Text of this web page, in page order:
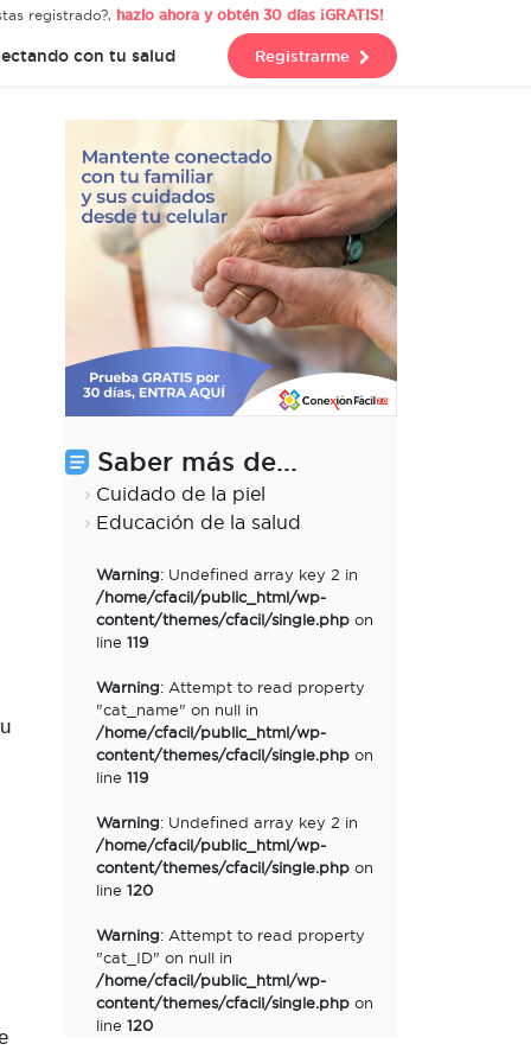
registrado?, hazlo ahora y obtén 30 días ¡GRATIS!
con tu salud Registrarme
Saber más de...
Cuidado de la piel
Educación de la salud
Warning: Undefined array key 2 in
/home/cfacil/public_html/wp-
content/themes/cfacil/single.php on
line119
Warning: Attempt to read property
"cat_name" on null in
/home/cfacil/public_html/wp-
content/themes/cfacil/single.php on
line119
Warning: Undefined array key 2 in
/home/cfacil/public_html/wp-
content/themes/cfacil/single.php on
line120
Warning: Attempt to read property
"cat_ID" on null in
/home/cfacil/public_html/wp-
content/themes/cfacil/single.php on
line120